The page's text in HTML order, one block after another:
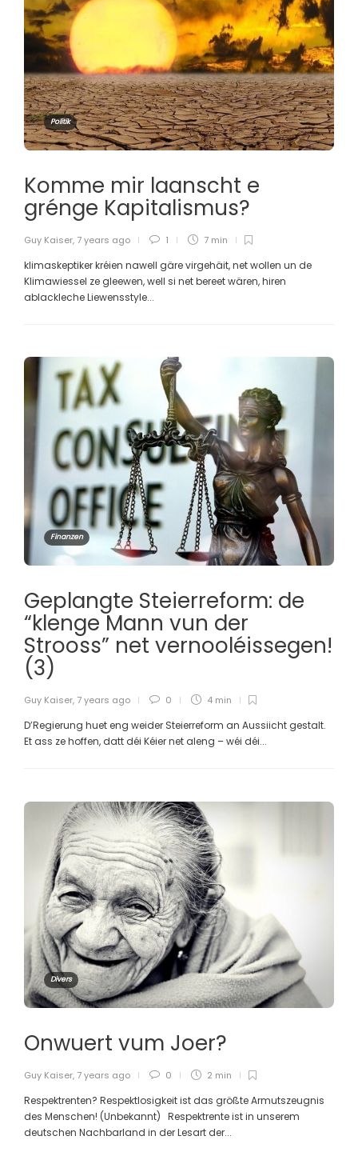
Politik
Komme mir laanscht e
grénge Kapitalismus?
Guy Kaiser, 7 years ago 1 7 min
klimaskeptiker kréien nawell gäre virgehäit, net wollen un de
Klimawiessel ze gleewen, well si net bereet wären, hiren
ablackleche Liewensstyle...
Finanzen
Geplangte Steierreform: de
“klenge Mann vun der
Strooss” net vernooléissegen!
(3)
Guy Kaiser, 7 years ago 0 4 min
D’Regierung huet eng weider Steierreform an Aussiicht gestalt.
Et ass ze hoffen, datt déi Kéier net aleng – wéi déi...
Divers
Onwuert vum Joer?
Guy Kaiser, 7 years ago 0 2 min
Respektrenten? Respektlosigkeit ist das größte Armutszeugnis
des Menschen! (Unbekannt) Respektrente ist in unserem
deutschen Nachbarland in der Lesart der...